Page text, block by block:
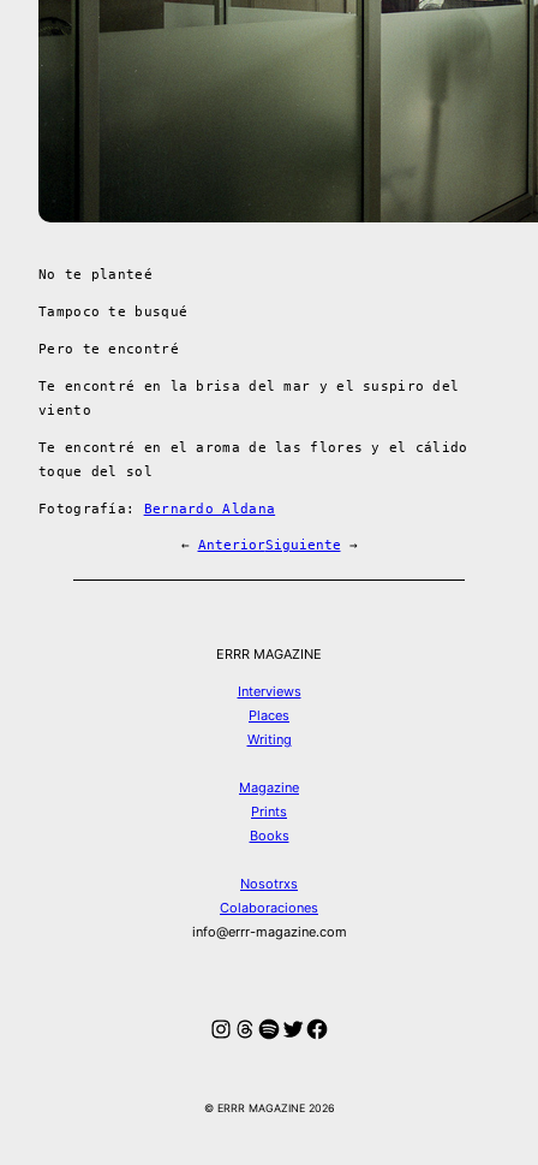
No te planteé
Tampoco te busqué
Pero te encontré
Te encontré en la brisa del mar y el suspiro del
viento
Te encontré en el aroma de las flores y el cálido
toque del sol
Fotografía: Bernardo Aldana
← AnteriorSiguiente →
ERRR MAGAZINE
Interviews
Places
Writing
Magazine
Prints
Books
Nosotrxs
Colaboraciones
info@errr-magazine.com
Instagram
Hilos
Spotify
Twitter
Facebook
© ERRR MAGAZINE 2026